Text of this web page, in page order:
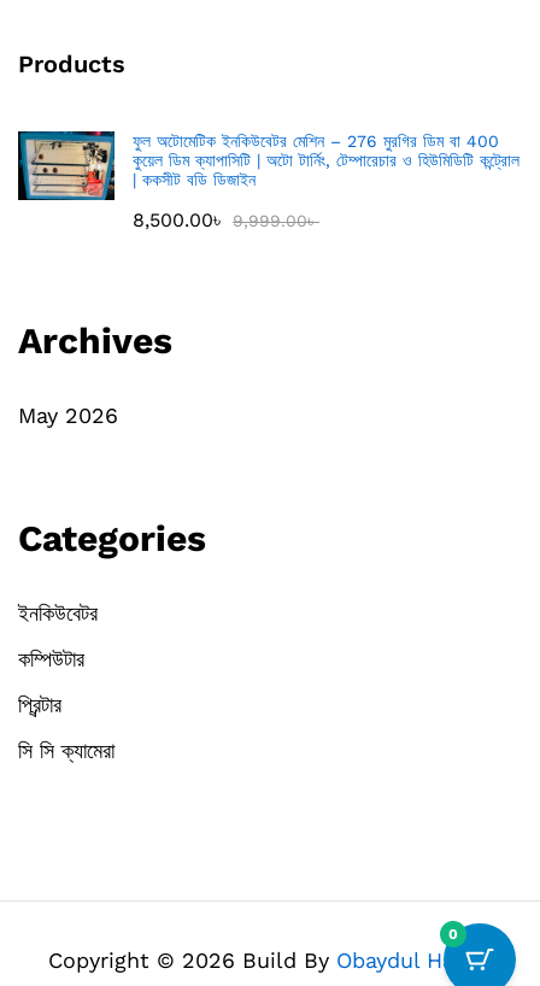
Products
ফুল অটোমেটিক ইনকিউবেটর মেশিন – 276 মুরগির ডিম বা 400
কুয়েল ডিম ক্যাপাসিটি | অটো টার্নিং, টেম্পারেচার ও হিউমিডিটি কন্ট্রোল
| ককসীট বডি ডিজাইন
8,500.00৳ 9,999.00৳
Archives
May 2026
Categories
ইনকিউবেটর
কম্পিউটার
প্রিন্টার
সি সি ক্যামেরা
Copyright © 2026 Build By Obaydul Haque
0